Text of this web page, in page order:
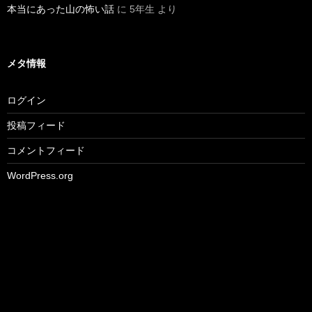
本当にあった山の怖い話 に 5年生 より
メタ情報
ログイン
投稿フィード
コメントフィード
WordPress.org